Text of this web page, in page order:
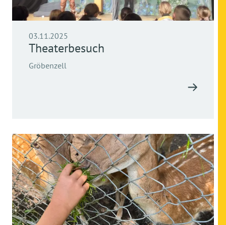
03.11.2025
Theaterbesuch
Gröbenzell